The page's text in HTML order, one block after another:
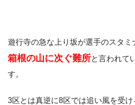
遊行寺の急な上り坂が選手のスタミ
箱根の山に次ぐ難所と言われて
す。
3区とは真逆に8区では追い風を受け